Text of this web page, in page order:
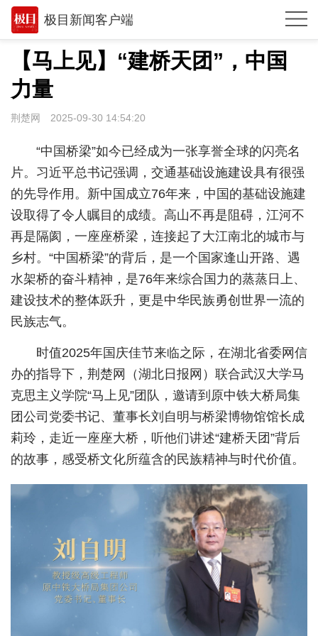
极目新闻客户端
推荐
观点
时政
武汉
世相
环球
专题
极客圈
经济
城建
科教
健康
悠游
相亲
汽车
创意
【马上见】“建桥天团”，中国
力量
荆楚网 2025-09-30 14:54:20
“中国桥梁”如今已经成为一张享誉全球的闪亮名
片。习近平总书记强调，交通基础设施建设具有很强
的先导作用。新中国成立76年来，中国的基础设施建
设取得了令人瞩目的成绩。高山不再是阻碍，江河不
再是隔阂，一座座桥梁，连接起了大江南北的城市与
乡村。“中国桥梁”的背后，是一个国家逢山开路、遇
水架桥的奋斗精神，是76年来综合国力的蒸蒸日上、
建设技术的整体跃升，更是中华民族勇创世界一流的
民族志气。
时值2025年国庆佳节来临之际，在湖北省委网信
办的指导下，荆楚网（湖北日报网）联合武汉大学马
克思主义学院“马上见”团队，邀请到原中铁大桥局集
团公司党委书记、董事长刘自明与桥梁博物馆馆长成
莉玲，走近一座座大桥，听他们讲述“建桥天团”背后
的故事，感受桥文化所蕴含的民族精神与时代价值。